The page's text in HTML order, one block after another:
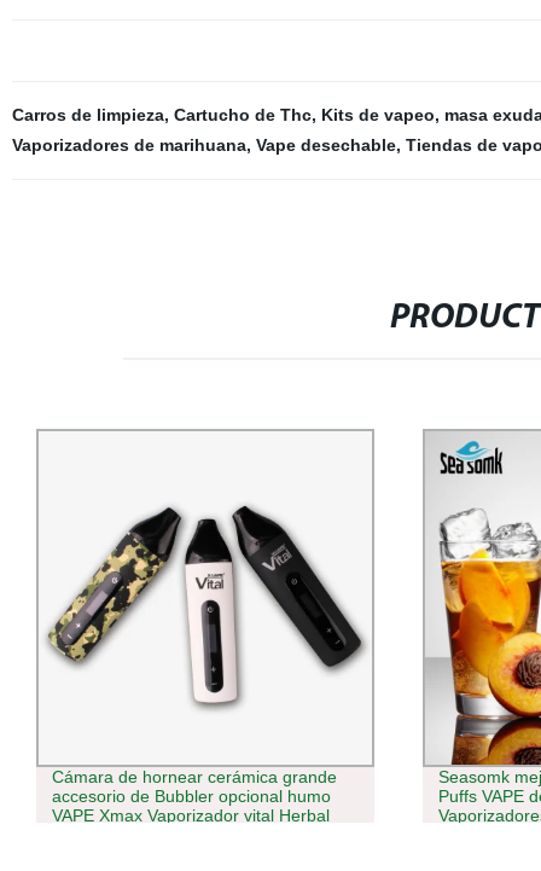
Carros de limpieza, Cartucho de Thc, Kits de vapeo, masa
Vaporizadores de marihuana, Vape desechable, Tiendas de
Seasomk mejores sabores VAPE 4000
Puffs VAPE desechable entrega rápida
Vaporizadores al por mayor
2022
más
espesor